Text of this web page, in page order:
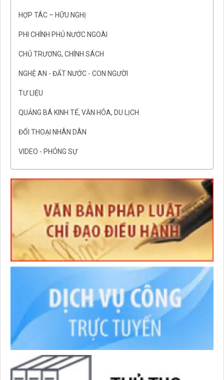
HỢP TÁC – HỮU NGHỊ
PHI CHÍNH PHỦ NƯỚC NGOÀI
CHỦ TRƯƠNG, CHÍNH SÁCH
NGHỆ AN - ĐẤT NƯỚC - CON NGƯỜI
TƯ LIỆU
QUẢNG BÁ KINH TẾ, VĂN HÓA, DU LỊCH
ĐỐI THOẠI NHÂN DÂN
VIDEO - PHÓNG SỰ